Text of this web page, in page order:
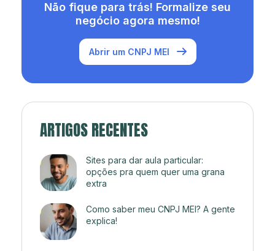
Não fique para trás! Formalize seu
negócio agora mesmo!
Abrir um CNPJ MEI
ARTIGOS RECENTES
Sites para dar aula particular:
opções pra quem quer uma grana
extra
Como saber meu CNPJ MEI? A gente
explica!